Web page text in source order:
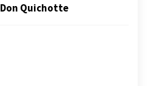
Don Quichotte